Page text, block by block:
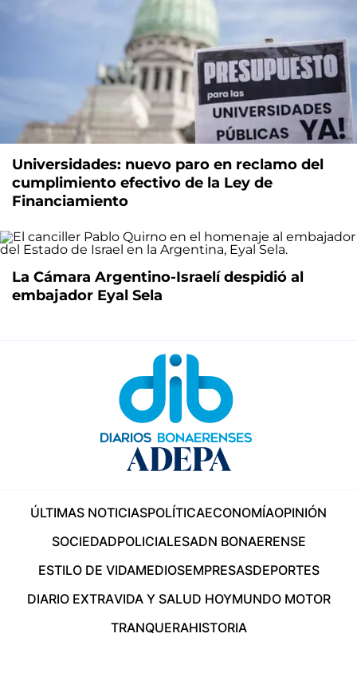
Universidades: nuevo paro en reclamo del
cumplimiento efectivo de la Ley de
Financiamiento
La Cámara Argentino-Israelí despidió al
embajador Eyal Sela
ÚLTIMAS NOTICIASPOLÍTICAECONOMÍAOPINIÓN
SOCIEDADPOLICIALESADN BONAERENSE
ESTILO DE VIDAMEDIOSEMPRESASDEPORTES
DIARIO EXTRAVIDA Y SALUD HOYMUNDO MOTOR
TRANQUERAHISTORIA